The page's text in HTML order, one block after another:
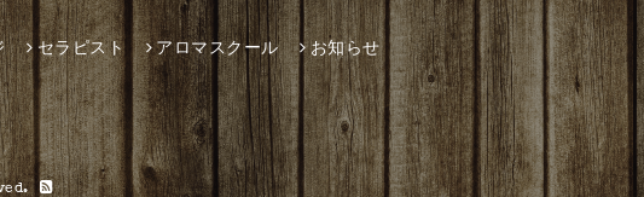
セラピスト アロマスクール お知らせ